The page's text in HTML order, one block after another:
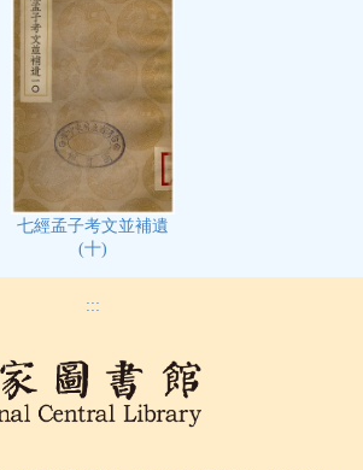
七經孟子考文並補遺
(十)
:::